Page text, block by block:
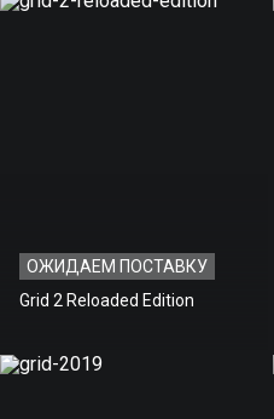
ОЖИДАЕМ ПОСТАВКУ
Grid 2 Reloaded Edition